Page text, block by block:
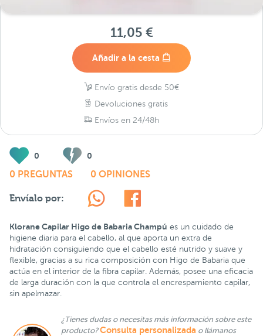
11,05 €
Añadir a la cesta
Envío gratis desde 50€
Devoluciones gratis
Envíos en 24/48h
0 0
0 PREGUNTAS 0 OPINIONES
Envíalo por:
Klorane Capilar Higo de Babaria Champú es un cuidado de
higiene diaria para el cabello, al que aporta un extra de
hidratación consiguiendo que el cabello esté nutrido y suave y
flexible, gracias a su rica composición con Higo de Babaria que
actúa en el interior de la fibra capilar. Además, posee una eficacia
de larga duración con la que controla el encrespamiento capilar,
sin apelmazar.
¿Tienes dudas o necesitas más información sobre este
producto?Consulta personalizada o llámanos